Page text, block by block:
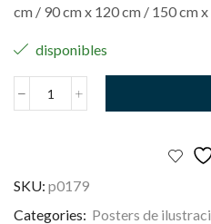
cm / 90 cm x 120 cm / 150 cm
disponibles
Teen
SKU: p0179
Categories: Posters de